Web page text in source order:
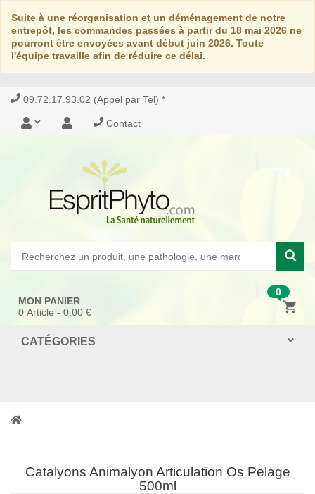
Suite à une réorganisation et un déménagement de notre
entrepôt, les commandes passées à partir du 18 mai 2026 ne
pourront être envoyées avant début juin 2026. Toute
l'équipe travaille afin de réduire ce délai.
09.72.17.93.02 (Appel par Tel) *
Contact
0
MON PANIER
0 Article - 0,00 €
CATÉGORIES
Catalyons Animalyon Articulation Os Pelage
500ml